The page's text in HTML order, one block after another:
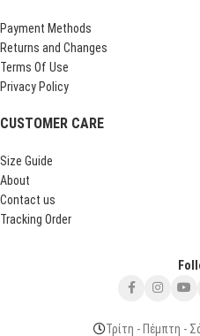
Payment Methods
Returns and Changes
Terms Of Use
Privacy Policy
CUSTOMER CARE
Size Guide
About
Contact us
Tracking Order
Τρίτη - Πέμπτη -